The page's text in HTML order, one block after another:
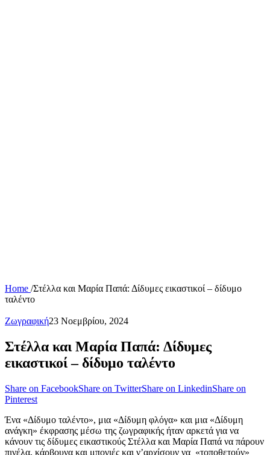
Home /Στέλλα και Μαρία Παπά: Δίδυμες εικαστικοί – δίδυμο
ταλέντο
Ζωγραφική23 Νοεμβρίου, 2024
Στέλλα και Μαρία Παπά: Δίδυμες
εικαστικοί – δίδυμο ταλέντο
Share on FacebookShare on TwitterShare on LinkedinShare on
Pinterest
Ένα «Δίδυμο ταλέντο», μια «Δίδυμη φλόγα» και μια «Δίδυμη
ανάγκη» έκφρασης μέσω της ζωγραφικής ήταν αρκετά για να
κάνουν τις δίδυμες εικαστικούς Στέλλα και Μαρία Παπά να πάρουν
πινέλα, κάρβουνα και μπογιές και ν’αρχίσουν να «τοποθετούν»